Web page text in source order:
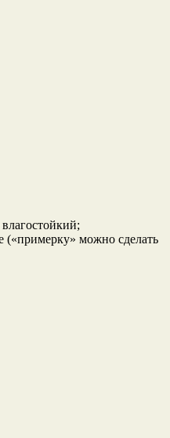
(«примерку» можно сделать